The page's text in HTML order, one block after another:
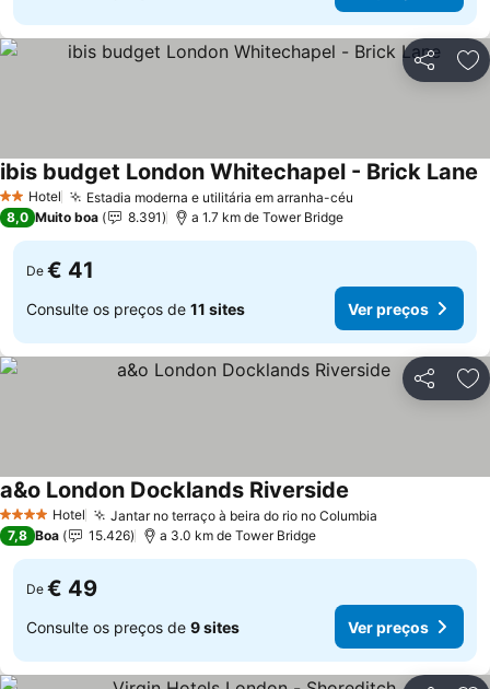
Partilhar
2 Estrelas
Hotel Estadia moderna e utilitária em arranha-céu
ibis budget London Whitechapel - Brick Lane
8,0 Muito boa 8.391 a 1.7 km de Tower Bridge
De € 41
Consulte os preços de 11 sites Ver preços
Partilhar
4 EstrelasHotel Jantar no terraço à beira do rio no Columbia
a&o London Docklands Riverside
7,8 Boa 15.426 a 3.0 km de Tower Bridge
De € 49
Consulte os preços de 9 sites Ver preços